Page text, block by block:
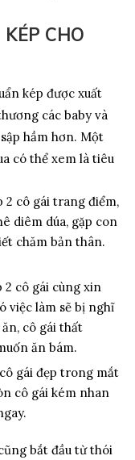
CHO
kép được xuất
các baby và
hầm hơn. Một
có thể xem là tiêu
2 cô gái trang điểm,
diêm dúa, gặp con
chăm bản thân.
2 cô gái cùng xin
việc làm sẽ bị nghĩ
cô gái thất
ăn bám.
gái đẹp trong mắt
cô gái kém nhan
bắt đầu từ thói